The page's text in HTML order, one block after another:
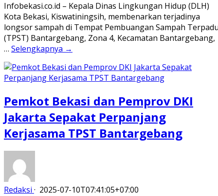
Infobekasi.co.id – Kepala Dinas Lingkungan Hidup (DLH)
Kota Bekasi, Kiswatiningsih, membenarkan terjadinya
longsor sampah di Tempat Pembuangan Sampah
(TPST) Bantargebang, Zona 4, Kecamatan Bantargebang,
… Selengkapnya →
Pemkot Bekasi dan Pemprov DKI
Jakarta Sepakat Perpanjang
Kerjasama TPST Bantargebang
Redaksi · 2025-07-10T07:41:05+07:00